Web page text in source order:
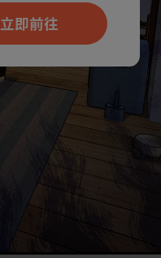
立即前往